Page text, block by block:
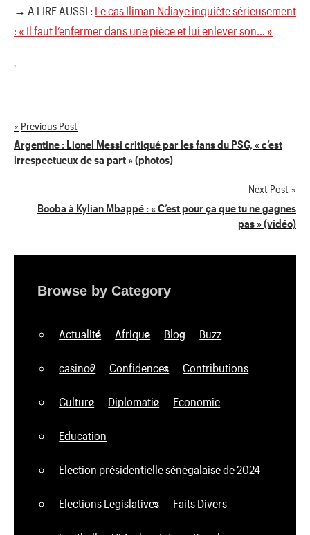
→ A LIRE AUSSI : Le cas Iliman Ndiaye inquiète sérieusement
: « Il faut l’enfermer dans une pièce et lui enlever son… »
'
Navigation
de
Previous Post
Argentine : Lionel Messi critiqué par les fans du PSG, « c’est
irrespectueux de sa part » (photos)
Next Post
Booba à Kylian Mbappé : « C’est pour ça que tu ne gagnes
pas » (vidéo)
Browse by Category
Actualité Afrique Blog Buzz
casino2 Confidences Contributions
Culture Diplomatie Economie
Education
Élection présidentielle sénégalaise de 2024
Elections Legislatives Faits Divers